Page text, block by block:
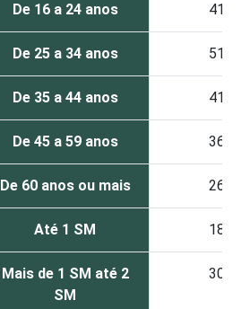
De 16 a 24 anos 41
De 25 a 34 anos 51
De 35 a 44 anos 41
De 45 a 59 anos 36
De 60 anos ou mais 26
Até 1 SM 18
Mais de 1 SM até 2
SM
30